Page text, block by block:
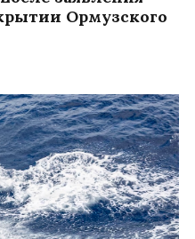
Ормузского